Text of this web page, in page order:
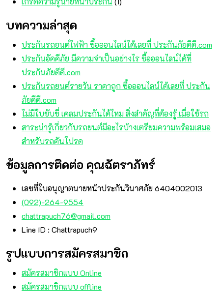
บทความล่าสุด
ประกันรถยนต์ไฟฟ้า ซื้อออนไลน์ได้เลยที่ ประกันภัยดีดี.com
ประกันอัคคีภัย มีความจำเป็นอย่างไร ซื้อออนไลน์ได้ที่
ประกันภัยดีดี.com
ประกันรถยนต์รายวัน ราคาถูก ซื้อออนไลน์ได้เลยที่ ประกัน
ภัยดีดี.com
ไม่มีใบขับขี่ เคลมประกันได้ไหม สิ่งสำคัญที่ต้องรู้ เมื่อใช้รถ
สาระน่ารู้เกี่ยวกับรถยนต์มีอะไรบ้างเตรียมความพร้อมเสมอ
สำหรับรถคันโปรด
ข้อมูลการติดต่อ คุณฉัตราภัทร์
เลขที่ใบอนุญาตนายหน้าประกันวินาศภัย 6404002013
(092)-264-9554
chattrapuch76@gmail.com
Line ID : Chattrapuch9
รูปแบบการสมัครสมาชิก
สมัครสมาชิกแบบ Online
สมัครสมาชิกแบบ offline